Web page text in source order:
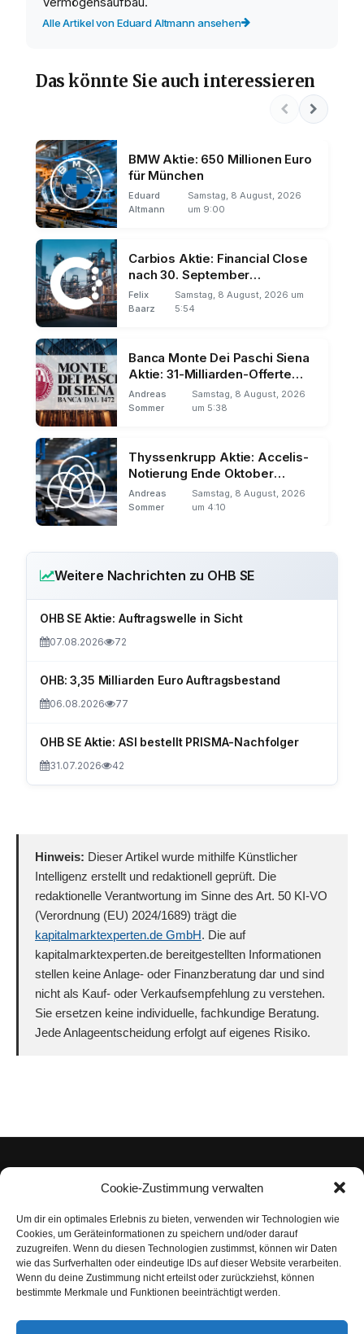
Cookie-Zustimmung verwalten
Um dir ein optimales Erlebnis zu bieten, verwenden wir Technologien wie
Cookies, um Geräteinformationen zu speichern und/oder darauf
zuzugreifen. Wenn du diesen Technologien zustimmst, können wir Daten
wie das Surfverhalten oder eindeutige IDs auf dieser Website verarbeiten.
Wenn du deine Zustimmung nicht erteilst oder zurückziehst, können
bestimmte Merkmale und Funktionen beeinträchtigt werden.
Alle Artikel von Eduard Altmann ansehen
Das könnte Sie auch interessieren
BMW Aktie: 650 Millionen Euro
für München
Eduard
Altmann
Samstag, 8 August, 2026
um 9:00
Carbios Aktie: Financial Close
nach 30. September
verschoben
Felix
Baarz
Samstag, 8 August, 2026 um
5:54
Banca Monte Dei Paschi Siena
Aktie: 31-Milliarden-Offerte
zurückgewiesen
Andreas
Sommer
Samstag, 8 August, 2026
um 5:38
Thyssenkrupp Aktie: Accelis-
Notierung Ende Oktober
geplant
Andreas
Sommer
Samstag, 8 August, 2026
um 4:10
Weitere Nachrichten zu OHB SE
OHB SE Aktie: Auftragswelle in Sicht
07.08.2026 72
OHB: 3,35 Milliarden Euro Auftragsbestand
06.08.2026 77
OHB SE Aktie: ASI bestellt PRISMA-Nachfolger
31.07.2026 42
Hinweis: Dieser Artikel wurde mithilfe Künstlicher
Intelligenz erstellt und redaktionell geprüft. Die
redaktionelle Verantwortung im Sinne des Art. 50 KI-VO
(Verordnung (EU) 2024/1689) trägt die
kapitalmarktexperten.de GmbH. Die auf
kapitalmarktexperten.de bereitgestellten Informationen
stellen keine Anlage- oder Finanzberatung dar und sind
nicht als Kauf- oder Verkaufsempfehlung zu verstehen.
Sie ersetzen keine individuelle, fachkundige Beratung.
Jede Anlageentscheidung erfolgt auf eigenes Risiko.
Impressum
Datenschutzerklärung
Nutzungsbedingungen | Haftungsausschluss